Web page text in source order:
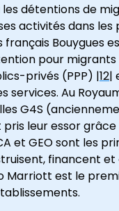
les détentions de
activités dans les
français Bouygues
pour migrants
privés (PPP) |12|
Au
G4S
pris leur essor
et GEO sont les
financent
Marriott est le